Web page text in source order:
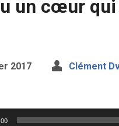
un cœur qui
2017 Clément